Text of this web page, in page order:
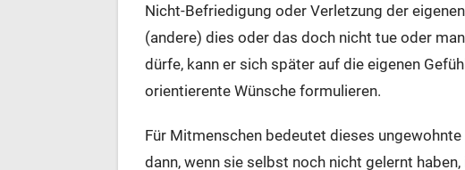
Nicht-Befriedigung oder Verletzung der
(andere) dies oder das doch nicht tue oder
dürfe, kann er sich später auf die eigenen
orientierente Wünsche formulieren.
Für Mitmenschen bedeutet dieses
dann, wenn sie selbst noch nicht gelernt